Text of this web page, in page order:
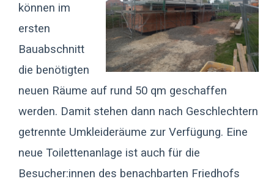
können im
ersten
Bauabschnitt
die benötigten
neuen Räume auf rund 50 qm geschaffen
werden. Damit stehen dann nach Geschlechtern
getrennte Umkleideräume zur Verfügung. Eine
neue Toilettenanlage ist auch für die
Besucher:innen des benachbarten Friedhofs